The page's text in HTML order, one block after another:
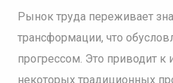
Рынок труда переживает
трансформации, что
прогрессом. Это приводит к
некоторых традиционных